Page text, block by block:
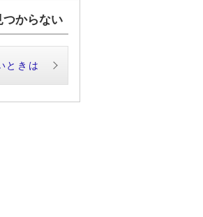
からない
ときは